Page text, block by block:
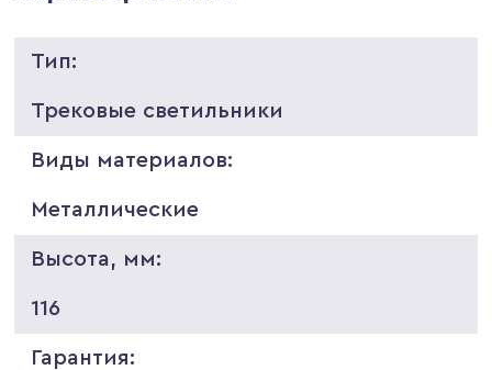
Тип:
Трековые светильники
Виды материалов:
Металлические
Высота, мм:
116
Гарантия: